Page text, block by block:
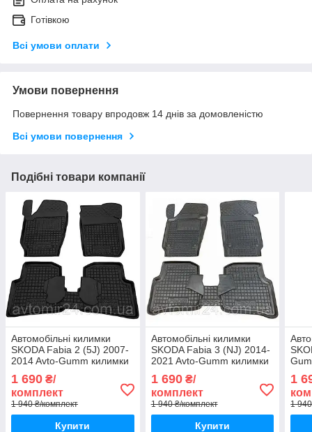
Готівкою
Всі умови оплати
Умови повернення
Повернення товару впродовж 14 днів за домовленістю
Всі умови повернення
Подібні товари компанії
Автомобільні килимки
SKODA Fabia 2 (5J) 2007-
2014 Avto-Gumm килимки
(5Дж) 2007-2014 Автогум
1 690 ₴/
комплект
1 940 ₴/комплект
Купити
Автомобільні килимки
SKODA Fabia 3 (NJ) 2014-
2021 Avto-Gumm килимки
(НДж) 2014-2021 Автогум
1 690₴/
комплект
1 940 ₴/комплект
Купити
1
1